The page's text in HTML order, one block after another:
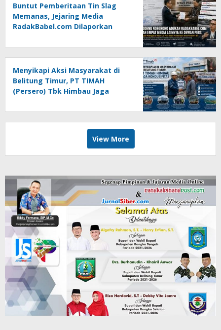
Buntut Pemberitaan Tin Slag
Memanas, Jejaring Media
RadakBabel.com Dilaporkan
Pers
Menyikapi Aksi Masyarakat di
Belitung Timur, PT TIMAH
(Persero) Tbk Himbau Jaga
View More